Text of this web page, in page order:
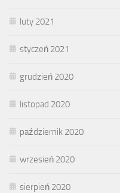
luty 2021
styczeń 2021
grudzień 2020
listopad 2020
październik 2020
wrzesień 2020
sierpień 2020